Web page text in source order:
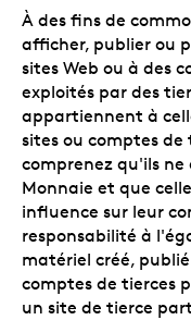
À des fins de
afficher, publier ou
sites Web ou à des
exploités par des
appartiennent à
sites ou comptes de
comprenez qu'ils
Monnaie et que
influence sur leur
responsabilité à
matériel créé,
comptes de tierces
un site de tierce